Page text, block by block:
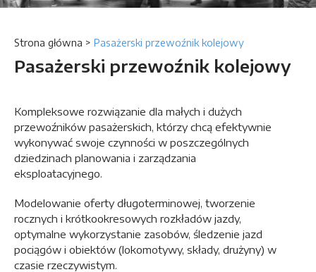
Strona główna > Pasażerski przewoźnik kolejowy
Pasażerski przewoźnik kolejowy
Kompleksowe rozwiązanie dla małych i dużych
przewoźników pasażerskich, którzy chcą efektywnie
wykonywać swoje czynności w poszczególnych
dziedzinach planowania i zarządzania
eksploatacyjnego.
Modelowanie oferty długoterminowej, tworzenie
rocznych i krótkookresowych rozkładów jazdy,
optymalne wykorzystanie zasobów, śledzenie jazd
pociągów i obiektów (lokomotywy, składy, drużyny) w
czasie rzeczywistym.